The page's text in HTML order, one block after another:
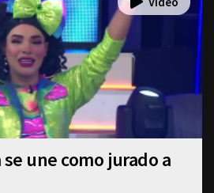
une como jurado a